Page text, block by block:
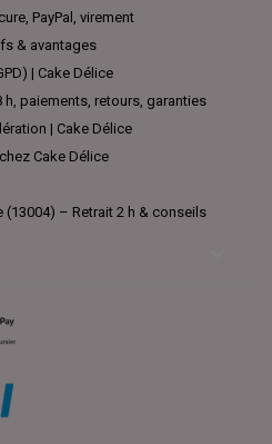
PayPal, virement
& avantages
| Cake Délice
h, paiements, retours, garanties
| Cake Délice
Cake Délice
(13004) – Retrait 2 h & conseils